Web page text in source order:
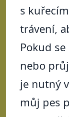
s
trávení,
Pokud
nebo
je nutný
můj pes